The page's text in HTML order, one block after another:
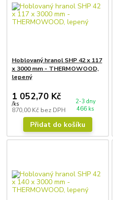
Hoblovaný hranol SHP 42 x 117
x 3000 mm - THERMOWOOD,
lepený
1 052,70 Kč
/ks
870,00 Kč bez DPH
2-3 dny
466 ks
Přidat do košíku